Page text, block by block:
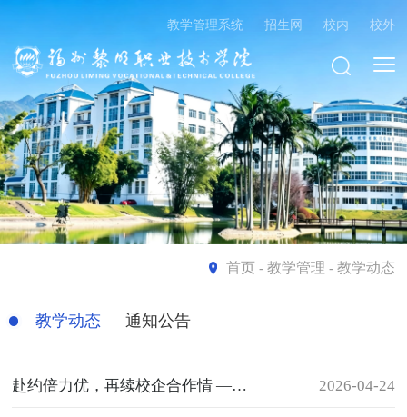
教学管理系统 · 招生网 · 校内 · 校外
首页- 教学管理 - 教学动态
教学动态 通知公告
赴约倍力优，再续校企合作情 ——杨光舟副院长带队参访企业行 2026-04-24